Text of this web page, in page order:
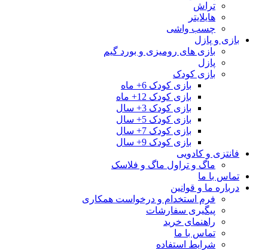
تراش
هایلایتر
چسب واشی
بازی و پازل
بازی های رومیزی و بورد گیم
پازل
بازی کودک
بازی کودک 6+ ماه
بازی کودک 12+ ماه
بازی کودک 3+ سال
بازی کودک 5+ سال
بازی کودک 7+ سال
بازی کودک 9+ سال
فانتزی و کادویی
ماگ و تراول ماگ و فلاسک
تماس با ما
درباره ما و قوانین
فرم استخدام و درخواست همکاری
پیگیری سفارشات
راهنمای خرید
تماس با ما
شرایط استفاده